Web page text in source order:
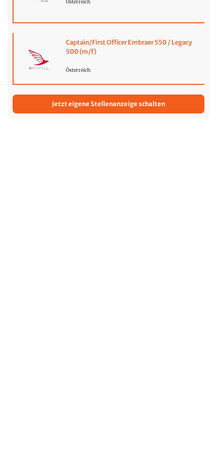
Österreich
Captain/First Officer Embraer 550 / Legacy
500 (m/f)
Österreich
Jetzt eigene Stellenanzeige schalten